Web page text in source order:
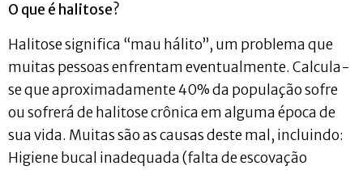
O que é halitose?
Halitose significa “mau hálito”, um problema que
muitas pessoas enfrentam eventualmente. Calcula-
se que aproximadamente 40% da população sofre
ou sofrerá de halitose crônica em alguma época de
sua vida. Muitas são as causas deste mal, incluindo:
Higiene bucal inadequada (falta de escovação